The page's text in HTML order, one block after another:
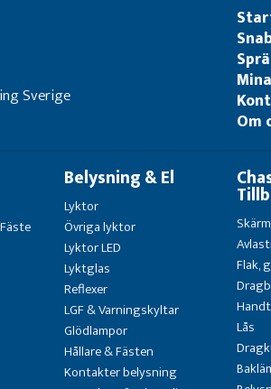
Sverige
Om
Belysning & El
Lyktor
Övriga lyktor
Lyktor LED
Lyktglas
Reflexer
LGF & Varningskyltar
Glödlampor
Hållare & Fästen
Kontakter belysning
Flak,
Lås